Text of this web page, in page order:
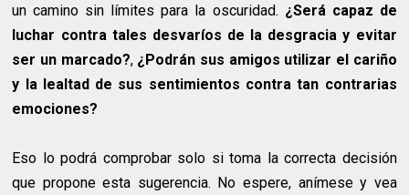
un camino sin límites para la oscuridad. ¿Será capaz de
luchar contra tales desvaríos de la desgracia y evitar
ser un marcado?, ¿Podrán sus amigos utilizar el cariño
y la lealtad de sus sentimientos contra tan contrarias
emociones?
Eso lo podrá comprobar solo si toma la correcta decisión
que propone esta sugerencia. No espere, anímese y vea